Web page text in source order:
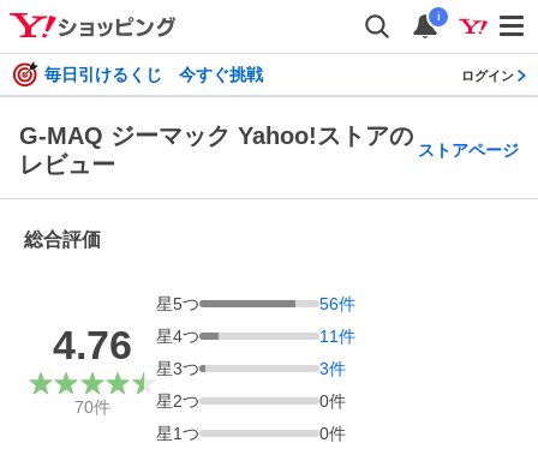
i
毎日引けるくじ 今すぐ挑戦 ログイン
G-MAQ ジーマック Yahoo!ストアの
レビュー
ストアページ
総合評価
4.76
70件
星5つ 56件
星4つ 11件
星3つ 3件
星2つ 0件
星1つ 0件